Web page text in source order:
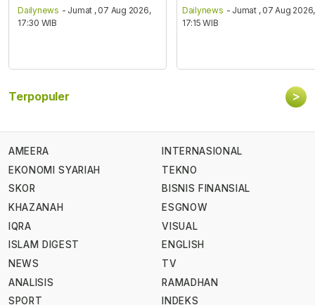
Dailynews - Jumat , 07 Aug 2026,
17:30 WIB
Dailynews - Jumat , 07 Aug 2026,
17:15 WIB
Terpopuler >
AMEERA
EKONOMI SYARIAH
SKOR
KHAZANAH
IQRA
ISLAM DIGEST
NEWS
ANALISIS
SPORT
INTERNASIONAL
TEKNO
BISNIS FINANSIAL
ESGNOW
VISUAL
ENGLISH
TV
RAMADHAN
INDEKS